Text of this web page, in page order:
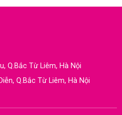
Q.Bắc Từ Liêm, Hà Nội
Q.Bắc Từ Liêm, Hà Nội